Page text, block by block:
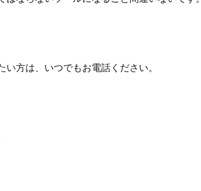
い方は、いつでもお電話ください。